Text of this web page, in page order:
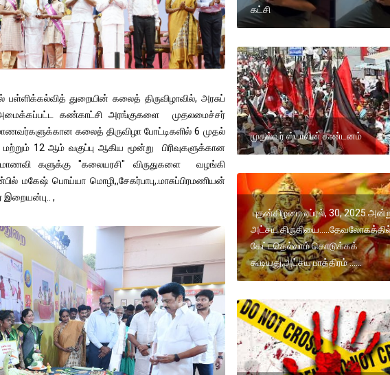
துறையின் கலைத் திருவிழாவில், அரசுப்
கண்காட்சி அரங்குகளை முதலமைச்சர்
கலைத் திருவிழா போட்டிகளில் 6 முதல்
12 ஆம் வகுப்பு ஆகிய மூன்று பிரிவுகளுக்கான
மாணவி களுக்கு "கலையரசி" விருதுகளை வழங்கி
மகேஷ் பொய்யா மொழி,,சேகர்பாபு,.மாசுப்பிரமணியன்
இறையன்பு.. ,
கட்சி
முதல்வர் ஸ்டாலின் கண்டனம்
புதன்கிழமை ஏப்ரல், 30, 2025
அட்சய
கேட்டதெல்லாம் கொடுக்கக்
கூடியது,அட்சய பாத்திரம் ......